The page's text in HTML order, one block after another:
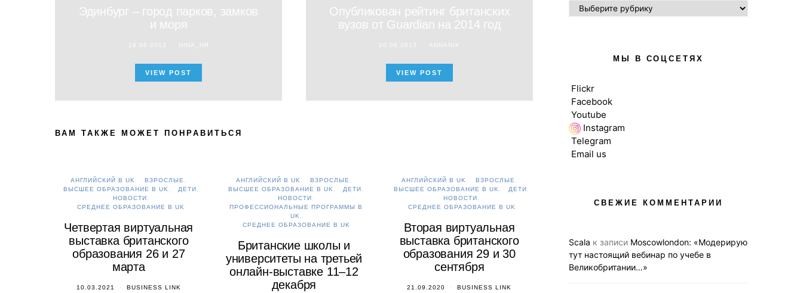
Эдинбург – город парков, замков
и моря
18.06.2013 NINA_HR
VIEW POST
Опубликован рейтинг британских
вузов от Guardian на 2014 год
20.06.2013 ANNANIK
VIEW POST
ВАМ ТАКЖЕ МОЖЕТ ПОНРАВИТЬСЯ
АНГЛИЙСКИЙ В UK
ВЗРОСЛЫЕ
ВЫСШЕЕ ОБРАЗОВАНИЕ В UK
ДЕТИ
НОВОСТИ
СРЕДНЕЕ ОБРАЗОВАНИЕ В UK
Четвертая виртуальная
выставка британского
образования 26 и 27
марта
10.03.2021 BUSINESS LINK
АНГЛИЙСКИЙ В UK
ВЗРОСЛЫЕ
ВЫСШЕЕ ОБРАЗОВАНИЕ В UK
ДЕТИ
НОВОСТИ
ПРОФЕССИОНАЛЬНЫЕ ПРОГРАММЫ В
UK
СРЕДНЕЕ ОБРАЗОВАНИЕ В UK
Британские школы и
университеты на третьей
онлайн-выставке 11–12
декабря
АНГЛИЙСКИЙ В UK
ВЗРОСЛЫЕ
ВЫСШЕЕ ОБРАЗОВАНИЕ В UK
ДЕТИ
НОВОСТИ
СРЕДНЕЕ ОБРАЗОВАНИЕ В UK
Вторая виртуальная
выставка британского
образования 29 и 30
сентября
21.09.2020 BUSINESS LINK
СРЕДНЕЕ ОБРАЗОВАНИЕ В UK
виртуальную выставку
британского образования
15.06.2020
Как
РУБРИКИ
МЫ В СОЦСЕТЯХ
Flickr
Facebook
Youtube
Instagram
Telegram
Email us
СВЕЖИЕ КОММЕНТАРИИ
Scala к записи Moscowlondon: «Модерирую
тут настоящий вебинар по учебе в
Великобритании…»